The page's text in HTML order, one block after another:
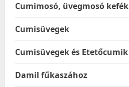
Cumimosó, üvegmosó kefék
Cumisüvegek
Cumisüvegek és Etetőcumik
Damil fűkaszához